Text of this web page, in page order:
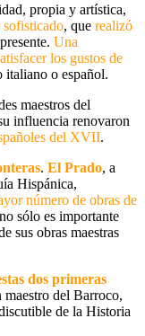
propia y artística,
, que realizó
Una
los gustos de
italiano o español.
maestros del
influencia renovaron
del XVII.
. El Prado, a
Hispánica,
número de obras de
sólo es importante
sus obras maestras
dos primeras
maestro del Barroco,
de la Historia